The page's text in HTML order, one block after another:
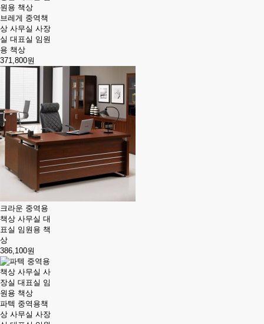
브레게 중역책
상 사무실 사장
실 대표실 임원
용 책상
371,800원
크라운 중역용
책상 사무실 대
표실 임원용 책
상
386,100원
파텍 중역용책
상 사무실 사장